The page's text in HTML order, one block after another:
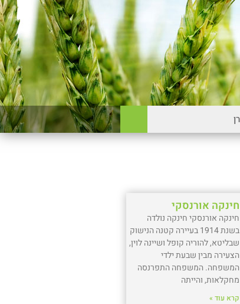
חינקה אורנסקי
חינקה אורנסקי חינקה נולדה
בשנת 1914 בעיירה קטנה הנישוק
שבליטא, להוריה קופל ושיינה לוין,
הצעירה מבין שבעת ילדי
המשפחה. המשפחה התפרנסה
מחקלאות, והייתה
קרא עוד »